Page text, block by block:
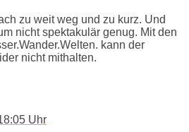
zu weit weg und zu kurz. Und
nicht spektakulär genug. Mit den
kann der
nicht mithalten.
Uhr